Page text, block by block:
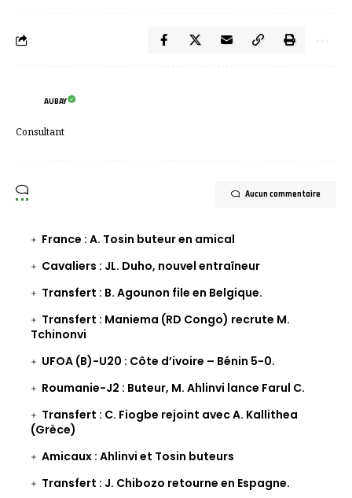
AUBAY
Consultant
Aucun commentaire
France : A. Tosin buteur en amical
Cavaliers : JL. Duho, nouvel entraîneur
Transfert : B. Agounon file en Belgique.
Transfert : Maniema (RD Congo) recrute M.
Tchinonvi
UFOA (B)-U20 : Côte d’ivoire – Bénin 5-0.
Roumanie-J2 : Buteur, M. Ahlinvi lance Farul C.
Transfert : C. Fiogbe rejoint avec A. Kallithea
(Grèce)
Amicaux : Ahlinvi et Tosin buteurs
Transfert : J. Chibozo retourne en Espagne.